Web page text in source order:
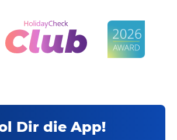
Dir die App!